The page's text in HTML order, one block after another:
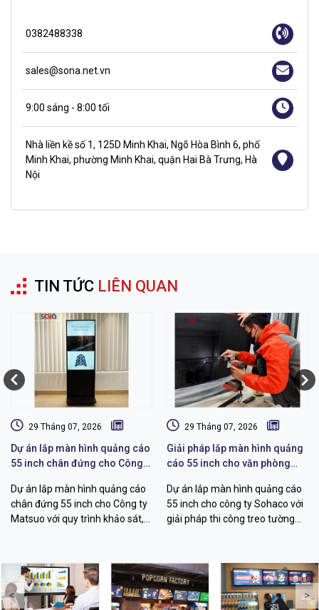
0382488338
sales@sona.net.vn
9:00 sáng - 8:00 tối
Nhà liền kề số 1, 125D Minh Khai, Ngõ Hòa Bình 6, phố
Minh Khai, phường Minh Khai, quận Hai Bà Trưng, Hà
Nội
TIN TỨC LIÊN QUAN
29 Tháng 07, 2026
Dự án lắp màn hình quảng cáo
55 inch chân đứng cho Công
Dự án lắp màn hình quảng cáo
chân đứng 55 inch cho Công ty
Matsuo với quy trình khảo sát,
nghiệp.
29 Tháng 07, 2026
Giải pháp lắp màn hình quảng
cáo 55 inch cho văn phòng
Dự án lắp màn hình quảng cáo
55 inch cho công ty Sohaco với
giải pháp thi công treo tường
nội dung từ xa.
< >